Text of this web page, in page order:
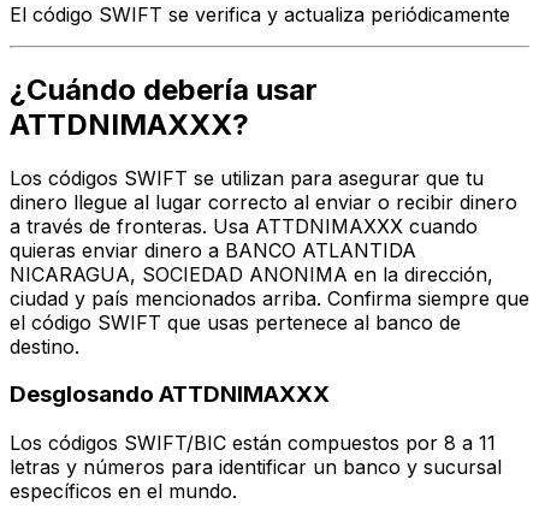
El código SWIFT se verifica y actualiza periódicamente
¿Cuándo debería usar
ATTDNIMAXXX?
Los códigos SWIFT se utilizan para asegurar que tu
dinero llegue al lugar correcto al enviar o recibir dinero
a través de fronteras. Usa ATTDNIMAXXX cuando
quieras enviar dinero a BANCO ATLANTIDA
NICARAGUA, SOCIEDAD ANONIMA en la dirección,
ciudad y país mencionados arriba. Confirma siempre que
el código SWIFT que usas pertenece al banco de
destino.
Desglosando ATTDNIMAXXX
Los códigos SWIFT/BIC están compuestos por 8 a 11
letras y números para identificar un banco y sucursal
específicos en el mundo.